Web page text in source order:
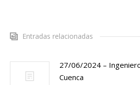
Entradas relacionadas
27/06/2024 –
Cuenca